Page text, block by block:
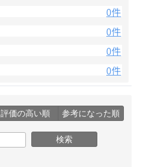
0件
0件
0件
0件
評価の高い順 参考になった順
検索